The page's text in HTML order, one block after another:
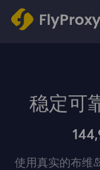
稳定可
使用真实的布维